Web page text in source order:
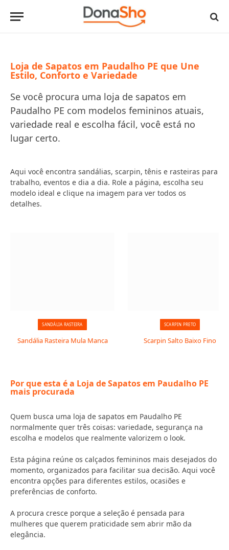
Loja de Sapatos em Paudalho PE que Une
Estilo, Conforto e Variedade
Se você procura uma loja de sapatos em
Paudalho PE com modelos femininos atuais,
variedade real e escolha fácil, você está no
lugar certo.
Aqui você encontra sandálias, scarpin, tênis e rasteiras para
trabalho, eventos e dia a dia. Role a página, escolha seu
modelo ideal e clique na imagem para ver todos os
detalhes.
SANDÁLIA RASTEIRA
Sandália Rasteira Mula Manca
SCARPIN PRETO
Scarpin Salto Baixo Fino
Por que esta é a Loja de Sapatos em Paudalho PE
mais procurada
Quem busca uma loja de sapatos em Paudalho PE
normalmente quer três coisas: variedade, segurança na
escolha e modelos que realmente valorizem o look.
Esta página reúne os calçados femininos mais desejados do
momento, organizados para facilitar sua decisão. Aqui você
encontra opções para diferentes estilos, ocasiões e
preferências de conforto.
A procura cresce porque a seleção é pensada para
mulheres que querem praticidade sem abrir mão da
elegância.